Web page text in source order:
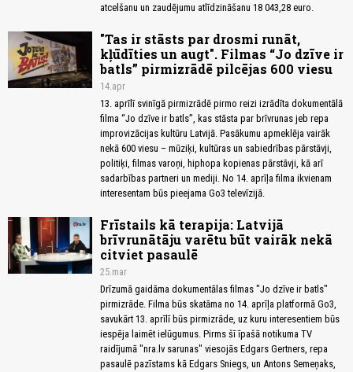
atcelšanu un zaudējumu atlīdzināšanu 18 043,28 euro.
"Tas ir stāsts par drosmi runāt,
kļūdīties un augt". Filmas “Jo dzīve ir
batls” pirmizrādē pilcējas 600 viesu
14.apr
13. aprīlī svinīgā pirmizrādē pirmo reizi izrādīta dokumentālā
filma “Jo dzīve ir batls”, kas stāsta par brīvrunas jeb repa
improvizācijas kultūru Latvijā. Pasākumu apmeklēja vairāk
nekā 600 viesu – mūziķi, kultūras un sabiedrības pārstāvji,
politiķi, filmas varoņi, hiphopa kopienas pārstāvji, kā arī
sadarbības partneri un mediji. No 14. aprīļa filma ikvienam
interesentam būs pieejama Go3 televīzijā.
Frīstails kā terapija: Latvijā
brīvrunātāju varētu būt vairāk nekā
citviet pasaulē
25.mar
Drīzumā gaidāma dokumentālas filmas "Jo dzīve ir batls"
pirmizrāde. Filma būs skatāma no 14. aprīļa platformā Go3,
savukārt 13. aprīlī būs pirmizrāde, uz kuru interesentiem būs
iespēja laimēt ielūgumus. Pirms šī īpašā notikuma TV
raidījumā "nra.lv sarunas" viesojās Edgars Gertners, repa
pasaulē pazīstams kā Edgars Sniegs, un Antons Semeņaks,